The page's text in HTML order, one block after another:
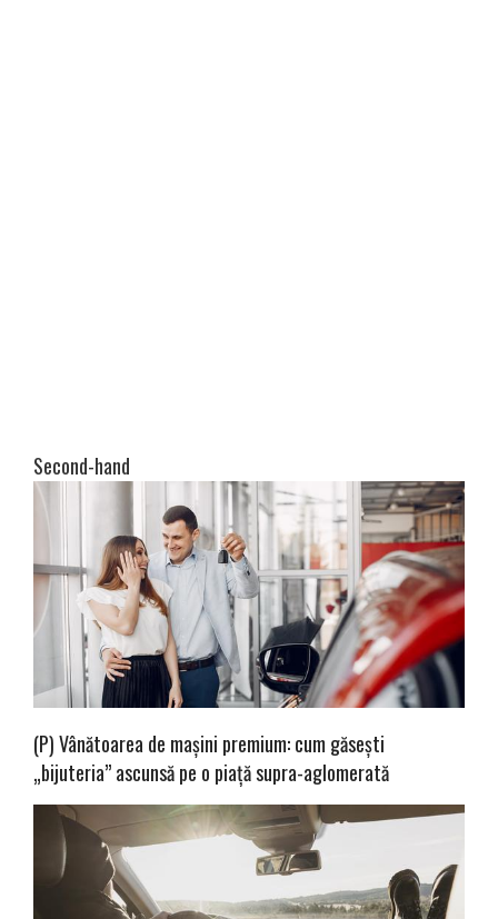
Second-hand
(P) Vânătoarea de mașini premium: cum găsești
„bijuteria” ascunsă pe o piață supra-aglomerată